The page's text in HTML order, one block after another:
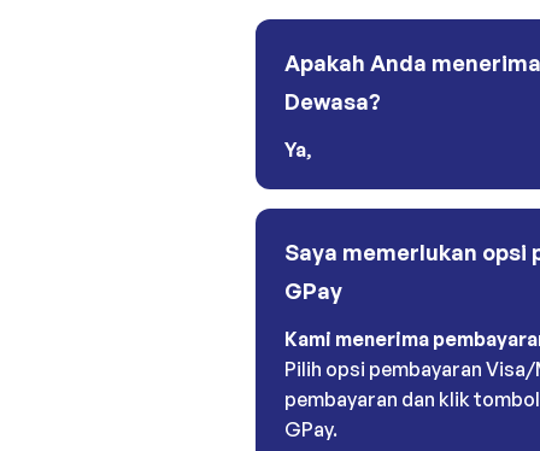
Apakah Anda
Dewasa?
Ya,
Saya memerlukan opsi
GPay
Kami menerima
Pilih opsi pembayaran
pembayaran dan klik
GPay.